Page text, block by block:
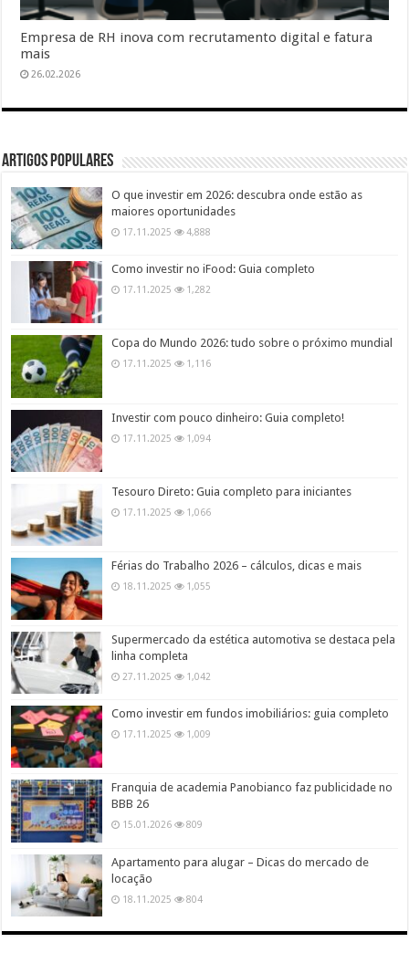
Empresa de RH inova com recrutamento digital e fatura
mais
26.02.2026
Artigos populares
O que investir em 2026: descubra onde estão as
maiores oportunidades
17.11.2025 4,888
Como investir no iFood: Guia completo
17.11.2025 1,282
Copa do Mundo 2026: tudo sobre o próximo mundial
17.11.2025 1,116
Investir com pouco dinheiro: Guia completo!
17.11.2025 1,094
Tesouro Direto: Guia completo para iniciantes
17.11.2025 1,066
Férias do Trabalho 2026 – cálculos, dicas e mais
18.11.2025 1,055
Supermercado da estética automotiva se destaca pela
linha completa
27.11.2025 1,042
Como investir em fundos imobiliários: guia completo
17.11.2025 1,009
Franquia de academia Panobianco faz publicidade no
BBB 26
15.01.2026 809
Apartamento para alugar – Dicas do mercado de
locação
18.11.2025 804